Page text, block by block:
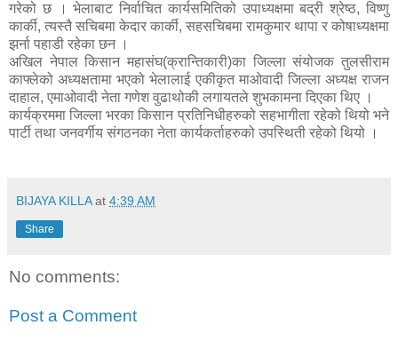
गरेको छ । भेलाबाट निर्वाचित कार्यसमितिको उपाध्यक्षमा बद्री श्रेष्ठ, विष्णु
कार्की, त्यस्तै सचिबमा केदार कार्की, सहसचिबमा रामकुमार थापा र कोषाध्यक्षमा
झर्ना पहाडी रहेका छन ।
अखिल नेपाल किसान महासंघ(क्रान्तिकारी)का जिल्ला संयोजक तुलसीराम
काफ्लेको अध्यक्षतामा भएको भेलालाई एकीकृत माओवादी जिल्ला अध्यक्ष राजन
दाहाल, एमाओवादी नेता गणेश वुढाथोकी लगायतले शुभकामना दिएका थिए ।
कार्यक्रममा जिल्ला भरका किसान प्रतिनिधीहरुको सहभागीता रहेको थियो भने
पार्टी तथा जनवर्गीय संगठनका नेता कार्यकर्ताहरुको उपस्थिती रहेको थियो ।
BIJAYA KILLAat 4:39 AM
Share
No comments:
Post a Comment